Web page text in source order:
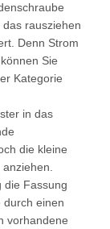
rausziehen
Denn Strom
Sie
Kategorie
in das
die kleine
die Fassung
durch einen
vorhandene